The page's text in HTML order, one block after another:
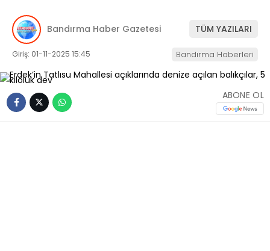
Bandırma Haber Gazetesi TÜM YAZILARI
Giriş: 01-11-2025 15:45 Bandırma Haberleri
ABONE OL